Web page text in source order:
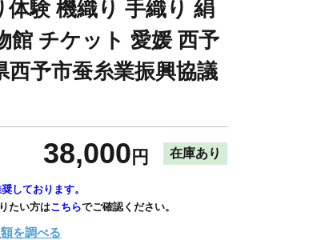
験 機織り 手織り 絹
館 チケット 愛媛 西予
西予市蚕糸業振興協議
38,000 円 在庫あり
しております。
たい方はこちらでご確認ください。
額を調べる